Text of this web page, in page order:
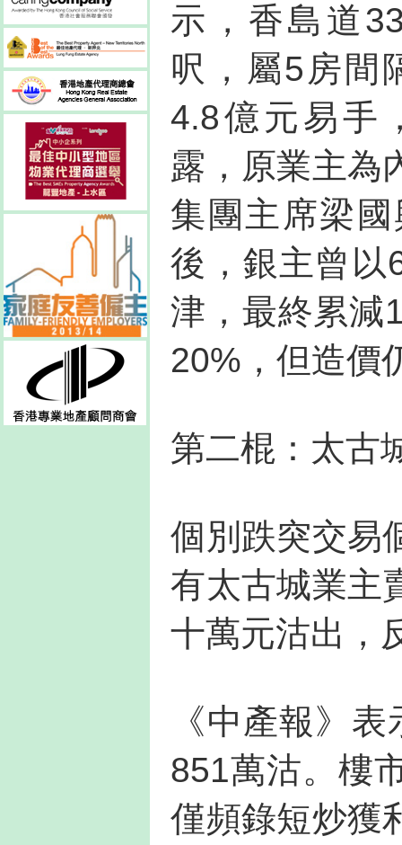
示，香島道
呎，屬5房間
4.8億元易手
露，原業主為
集團主席梁
後，銀主曾以
津，最終累減
20%，但造價
第二棍：太古
個別跌突交易
有太古城業主
十萬元沽出，
《中產報》
851萬沽。樓
僅頻錄短炒獲